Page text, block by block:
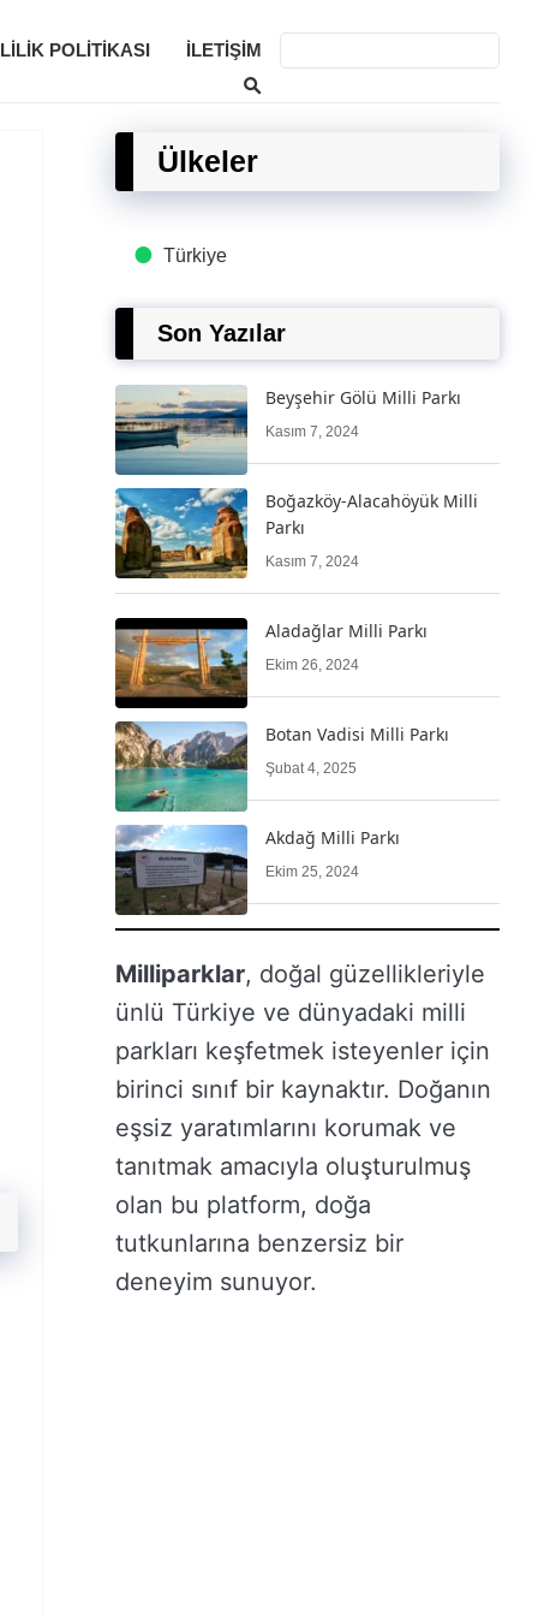
POLITIKASI İLETIŞIM
Ülkeler
Türkiye
Son Yazılar
Beyşehir Gölü Milli Parkı
Kasım 7, 2024
Boğazköy-Alacahöyük Milli
Parkı
Kasım 7, 2024
Aladağlar Milli Parkı
Ekim 26, 2024
Botan Vadisi Milli Parkı
Şubat 4, 2025
Akdağ Milli Parkı
Ekim 25, 2024
Milliparklar, doğal güzellikleriyle
ünlü Türkiye ve dünyadaki milli
parkları keşfetmek isteyenler için
birinci sınıf bir kaynaktır. Doğanın
eşsiz yaratımlarını korumak ve
tanıtmak amacıyla oluşturulmuş
olan bu platform, doğa
tutkunlarına benzersiz bir
deneyim sunuyor.